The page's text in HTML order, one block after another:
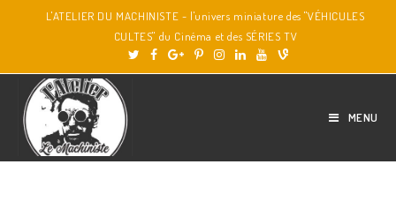
L'ATELIER DU MACHINISTE - l'univers miniature des "VÉHICULES
CULTES" du Cinéma et des SÉRIES TV
MENU